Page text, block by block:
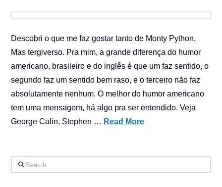
Descobri o que me faz gostar tanto de Monty Python.
Mas tergiverso. Pra mim, a grande diferença do humor
americano, brasileiro e do inglês é que um faz sentido, o
segundo faz um sentido bem raso, e o terceiro não faz
absolutamente nenhum. O melhor do humor americano
tem uma mensagem, há algo pra ser entendido. Veja
George Calin, Stephen … Read More
Search